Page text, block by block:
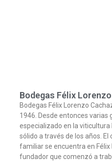
Bodegas Félix
Bodegas Félix Lorenzo
1946. Desde entonces varias
especializado en la viticultura
sólido a través de los años.
familiar se encuentra en Félix
fundador que comenzó a